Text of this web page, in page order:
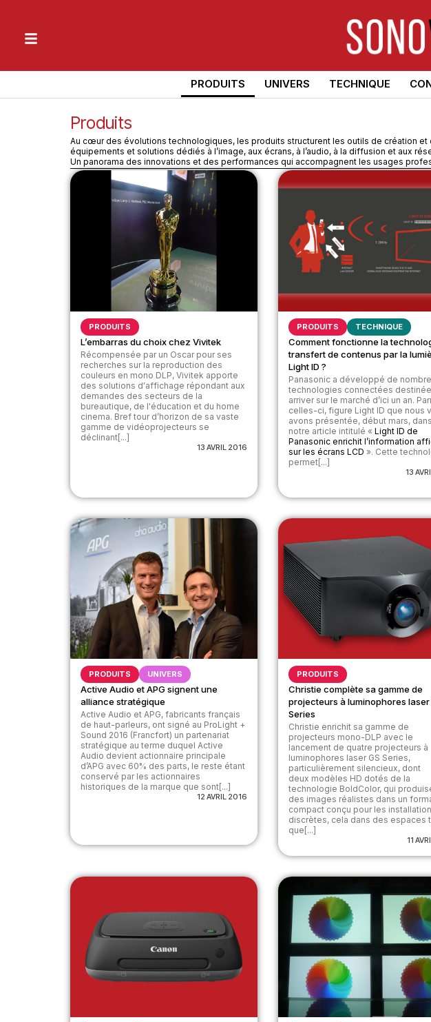
PRODUITS UNIVERS TECHNIQUE
Produits
Au cœur des évolutions technologiques, les produits structurent les outils de création
équipements et solutions dédiés à l’image, aux écrans, à l’audio, à la diffusion et aux
Un panorama des innovations et des performances qui accompagnent les usages
PRODUITS
L’embarras du choix chez Vivitek
Récompensée par un Oscar pour ses
recherches sur la reproduction des
couleurs en mono DLP, Vivitek apporte
des solutions d'affichage répondant aux
demandes des secteurs de la
bureautique, de l'éducation et du home
cinema. Bref tour d’horizon de sa vaste
gamme de vidéoprojecteurs se
déclinant[...]
13 AVRIL 2016
PRODUITS TECHNIQUE
Comment fonctionne la
transfert de contenus par la
Light ID ?
Panasonic a développé de
technologies connectées
arriver sur le marché d’ici un an.
celles-ci, figure Light ID que nous
avons présentée, début mars, dans
notre article intitulé «Light ID de
Panasonic enrichit l’information
sur les écrans LCD ». Cette
permet[...]
13
PRODUITS UNIVERS
Active Audio et APG signent une
alliance stratégique
Active Audio et APG, fabricants français
de haut-parleurs, ont signé au ProLight +
Sound 2016 (Francfort) un partenariat
stratégique au terme duquel Active
Audio devient actionnaire principale
d’APG avec 60% des parts, le reste étant
conservé par les actionnaires
historiques de la marque que sont[...]
12 AVRIL 2016
PRODUITS
Christie complète sa gamme de
projecteurs à luminophores laser
Series
Christie enrichit sa gamme de
projecteurs mono-DLP avec le
lancement de quatre projecteurs à
luminophores laser GS Series,
particulièrement silencieux, dont
deux modèles HD dotés de la
technologie BoldColor, qui
des images réalistes dans un
compact conçu pour les
discrètes, cela dans des espaces
que[...]
11